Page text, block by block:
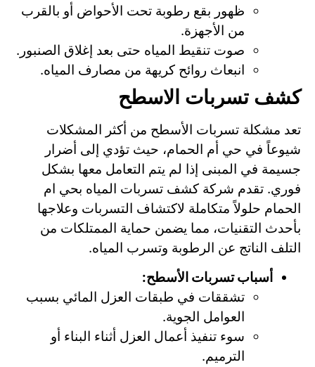
ظهور بقع رطوبة تحت الأحواض أو بالقرب
من الأجهزة.
صوت تنقيط المياه حتى بعد إغلاق الصنبور.
انبعاث روائح كريهة من مصارف المياه.
كشف تسربات الاسطح
تعد مشكلة تسربات الأسطح من أكثر المشكلات
شيوعاً في حي أم الحمام، حيث تؤدي إلى أضرار
جسيمة في المبنى إذا لم يتم التعامل معها بشكل
فوري. تقدم شركة كشف تسربات المياه بحي ام
الحمام حلولاً متكاملة لاكتشاف التسربات وعلاجها
بأحدث التقنيات، مما يضمن حماية الممتلكات من
التلف الناتج عن الرطوبة وتسرب المياه.
أسباب تسربات الأسطح:
تشققات في طبقات العزل المائي بسبب
العوامل الجوية.
سوء تنفيذ أعمال العزل أثناء البناء أو
الترميم.